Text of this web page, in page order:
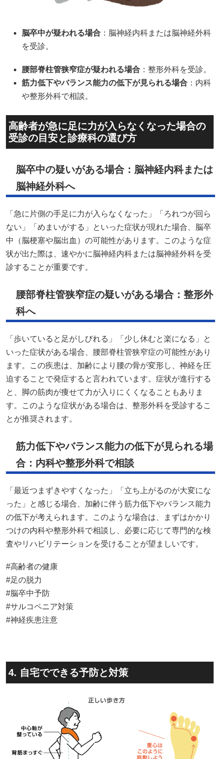
脳卒中が疑われる場合 ：脳神経内科または脳神経外科
を受診。
腰部脊柱管狭窄症が疑われる場合 ：整形外科を受診。
筋力低下やバランス能力の低下が見られる場合 ：内科
や整形外科で相談。
高齢者が急に足に力が入らなくなった場合の
受診の目安と診療科の選び方
脳卒中の疑いがある場合：脳神経内科または
脳神経外科へ
「急に片側の手足に力が入らなくなった」「ろれつが回ら
ない」「めまいがする」といった症状が現れた場合、脳卒
中（脳梗塞や脳出血）の可能性があります。このような症
状が出た際は、速やかに脳神経内科または脳神経外科を受
診することが重要です。
腰部脊柱管狭窄症の疑いがある場合：整形外
科へ
「歩いていると足がしびれる」「少し休むと楽になる」と
いった症状がある場合、腰部脊柱管狭窄症の可能性があり
ます。この疾患は、加齢により腰の骨が変形し、神経を圧
迫することで発症すると言われています。症状が進行する
と、脚の筋肉が痩せて力が入りにくくなることもありま
す。このような症状がある場合は、整形外科を受診するこ
とが推奨されます。
筋力低下やバランス能力の低下が見られる場
合：内科や整形外科で相談
「最近つまずきやすくなった」「立ち上がるのが大変にな
った」と感じる場合、加齢に伴う筋力低下やバランス能力
の低下が考えられます。このような場合は、まずはかかり
つけの内科や整形外科で相談し、必要に応じて専門的な検
査やリハビリテーションを受けることが望ましいです。
#高齢者の健康
#足の脱力
#脳卒中予防
#サルコペニア対策
#神経疾患注意
4. 自宅でできる予防と対策